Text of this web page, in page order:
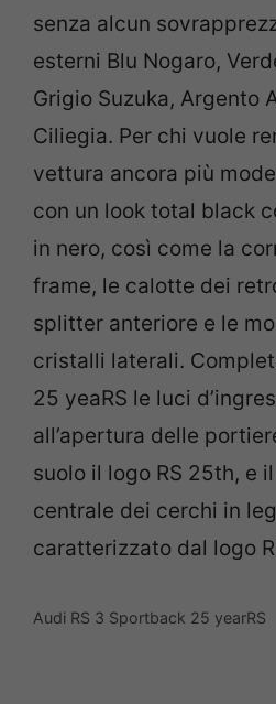
senza alcun
esterni Blu Nogaro,
Grigio Suzuka, Argento
Ciliegia. Per chi vuole
vettura ancora più
con un look total black
in nero, così come la
frame, le calotte dei
splitter anteriore e le
cristalli laterali.
25 yeaRS le luci
all’apertura delle
suolo il logo RS 25th, e
centrale dei cerchi in
caratterizzato dal logo
Audi RS 3 Sportback 25 yearRS